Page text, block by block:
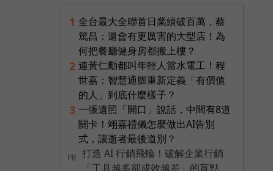
1 全台最大全聯首日業績破百萬，蔡
篤昌：還會有更厲害的大型店！為
何把餐廳健身房都搬上樓？
2 連黃仁勳都叫年輕人當水電工！程
世嘉：智慧通膨重新定義「有價值
的人」到底什麼樣子？
3 一張遺照「開口」說話，中間有8道
關卡！翊嘉禮儀怎麼做出AI告別
式，讓逝者最後道別？
PR
打造 AI 行銷飛輪！破解企業行銷
「工具越多卻成效越差」的盲點